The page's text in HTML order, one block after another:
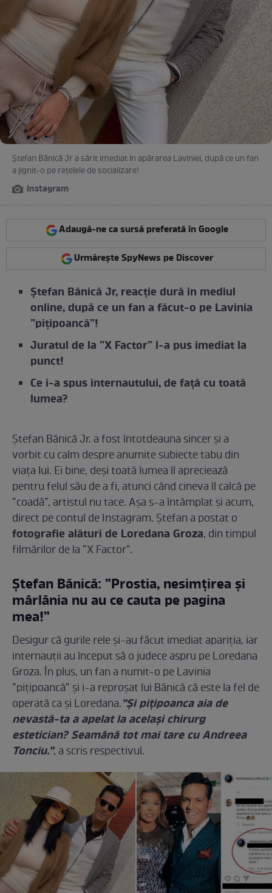
Ștefan Bănică Jr a sărit imediat în apărarea Laviniei, după ce un fan
a jignit-o pe rețelele de socializare!
Instagram
Adaugă-ne ca sursă preferată în Google
Urmărește SpyNews pe Discover
Ștefan Bănică Jr, reacție dură în mediul
online, după ce un fan a făcut-o pe Lavinia
”pițipoancă”!
Juratul de la ”X Factor” l-a pus imediat la
punct!
Ce i-a spus internautului, de față cu toată
lumea?
Ștefan Bănică Jr. a fost întotdeauna sincer și a
vorbit cu calm despre anumite subiecte tabu din
viața lui. Ei bine, deși toată lumea îl apreciează
pentru felul său de a fi, atunci când cineva îl calcă pe
”coadă”, artistul nu tace. Așa s-a întâmplat și acum,
direct pe contul de Instagram. Ștefan a postat o
fotografie alături de Loredana Groza, din timpul
filmărilor de la ”X Factor”.
Ștefan Bănică: ”Prostia, nesimțirea și
mârlănia nu au ce cauta pe pagina
mea!”
Desigur că gurile rele și-au făcut imediat apariția, iar
internauții au început să o judece aspru pe Loredana
Groza. În plus, un fan a numit-o pe Lavinia
”pițipoancă” și i-a reproșat lui Bănică că este la fel de
operată ca și Loredana.”Și pițipoanca aia de
nevastă-ta a apelat la același chirurg
estetician? Seamănă tot mai tare cu Andreea
Tonciu.”, a scris respectivul.